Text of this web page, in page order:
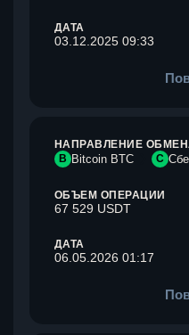
ДАТА
03.12.2025 09:33
НАПРАВЛЕНИЕ
B Bitcoin BTC С
ОБЪЕМ ОПЕРАЦИИ
67 529 USDT
ДАТА
06.05.2026 01:17